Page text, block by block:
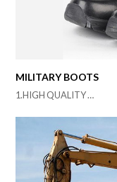
MILITARY BOOTS
1.HIGH QUALITY …